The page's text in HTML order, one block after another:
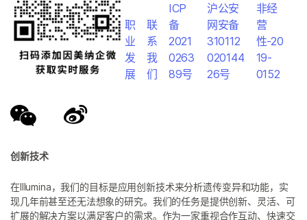
创新技术
在Illumina，我们的目标是应用创新技术来分析遗传变异和功能，实
现几年前甚至还无法想象的研究。我们的任务是提供创新、灵活、可
扩展的解决方案以满足客户的需求。作为一家重视合作互动、快速交
职
业
发
展
联
系
我
们
ICP
备
2021
0263
89号
沪公安
网安备
310112
020144
26号
非经
营
性-20
19-
0152